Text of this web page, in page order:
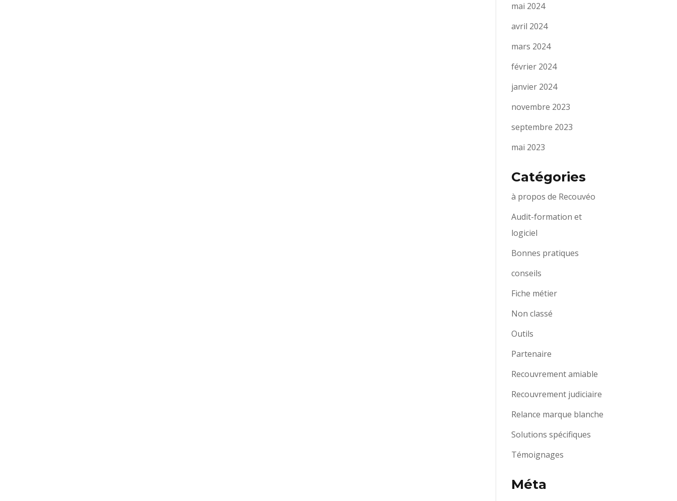
mai 2024
avril 2024
mars 2024
février 2024
janvier 2024
novembre 2023
septembre 2023
mai 2023
Catégories
à propos de Recouvéo
Audit-formation et
logiciel
Bonnes pratiques
conseils
Fiche métier
Non classé
Outils
Partenaire
Recouvrement amiable
Recouvrement judiciaire
Relance marque blanche
Solutions spécifiques
Témoignages
Méta